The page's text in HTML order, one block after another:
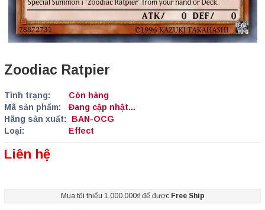
Zoodiac Ratpier
Tình trạng:
Còn hàng
Mã sản phẩm:
Đang cập nhật...
Hãng sản xuất:
BAN-OCG
Loại:
Effect
Liên hệ
Mua tối thiểu 1.000.000₫ để được Free Ship